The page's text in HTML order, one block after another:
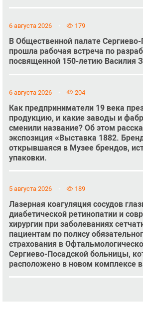
6 августа 2026 179
В Общественной палате Сергиево-
прошла рабочая встреча по
посвященной 150-летию Василия
6 августа 2026 204
Как предприниматели 19 века
продукцию, и какие заводы и
сменили название? Об этом
экспозиция «Выставка 1882.
открывшаяся в Музее брендов,
упаковки.
5 августа 2026 189
Лазерная коагуляция сосудов
диабетической ретинопатии и
хирургии при заболеваниях
пациентам по полису
страхования в
Сергиево-Посадской больницы,
расположено в новом комплексе